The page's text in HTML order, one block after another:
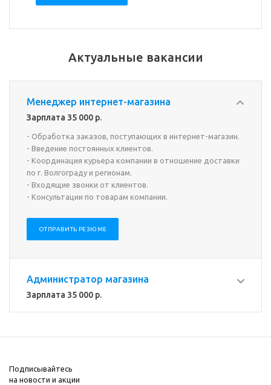
Актуальные вакансии
Менеджер интернет-магазина
Зарплата 35 000 р.
- Обработка заказов, поступающих в интернет-магазин.
- Введение постоянных клиентов.
- Координация курьера компании в отношение доставки
по г. Волгограду и регионам.
- Входящие звонки от клиентов.
- Консультации по товарам компании.
ОТПРАВИТЬ РЕЗЮМЕ
Администратор магазина
Зарплата 35 000 р.
Подписывайтесь
на новости и акции